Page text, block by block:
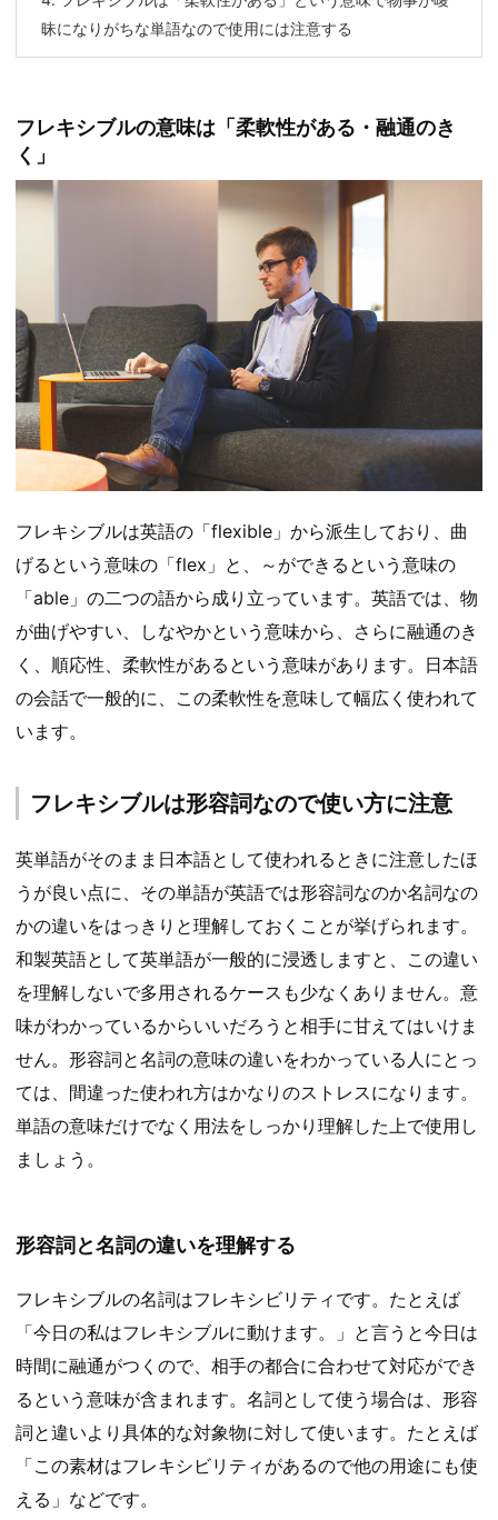
昧になりがちな単語なので使用には注意する
フレキシブルの意味は「柔軟性がある・融通のき
く」
フレキシブルは英語の「flexible」から派生しており、曲
げるという意味の「flex」と、～ができるという意味の
「able」の二つの語から成り立っています。英語では、物
が曲げやすい、しなやかという意味から、さらに融通のき
く、順応性、柔軟性があるという意味があります。日本語
の会話で一般的に、この柔軟性を意味して幅広く使われて
います。
フレキシブルは形容詞なので使い方に注意
英単語がそのまま日本語として使われるときに注意したほ
うが良い点に、その単語が英語では形容詞なのか名詞なの
かの違いをはっきりと理解しておくことが挙げられます。
和製英語として英単語が一般的に浸透しますと、この違い
を理解しないで多用されるケースも少なくありません。意
味がわかっているからいいだろうと相手に甘えてはいけま
せん。形容詞と名詞の意味の違いをわかっている人にとっ
ては、間違った使われ方はかなりのストレスになります。
単語の意味だけでなく用法をしっかり理解した上で使用し
ましょう。
形容詞と名詞の違いを理解する
フレキシブルの名詞はフレキシビリティです。たとえば
「今日の私はフレキシブルに動けます。」と言うと今日は
時間に融通がつくので、相手の都合に合わせて対応ができ
るという意味が含まれます。名詞として使う場合は、形容
詞と違いより具体的な対象物に対して使います。たとえば
「この素材はフレキシビリティがあるので他の用途にも使
える」などです。